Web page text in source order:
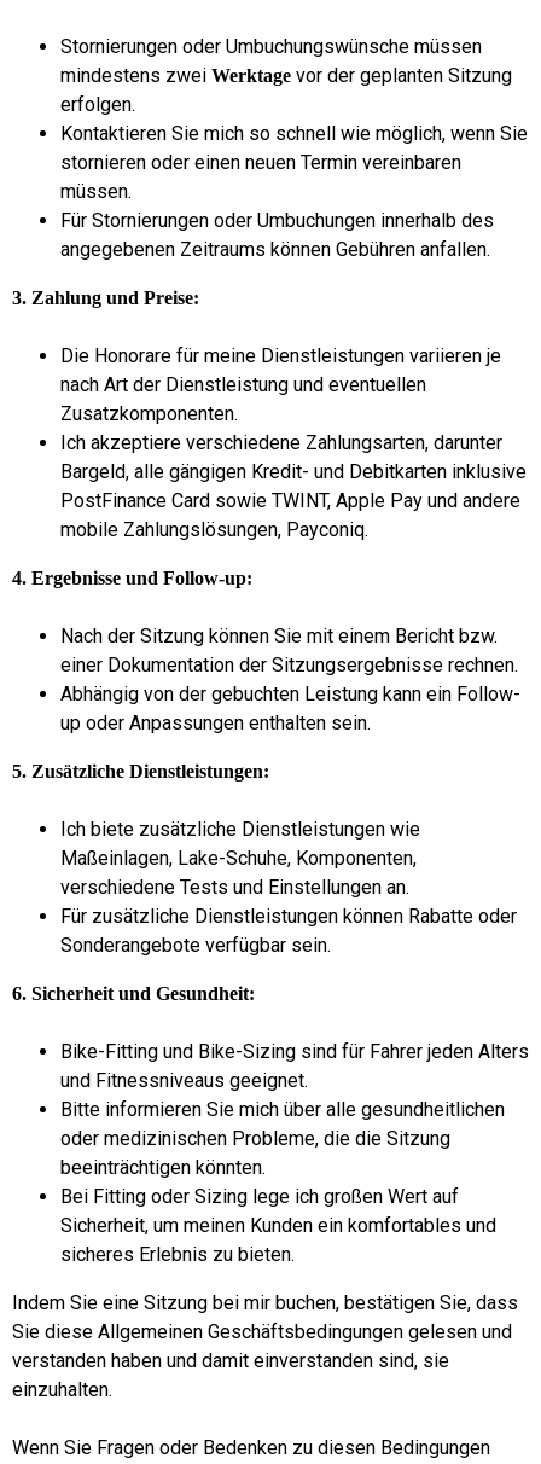
Stornierungen oder Umbuchungswünsche müssen
mindestens zwei Werktage vor der geplanten Sitzung
erfolgen.
Kontaktieren Sie mich so schnell wie möglich, wenn Sie
stornieren oder einen neuen Termin vereinbaren
müssen.
Für Stornierungen oder Umbuchungen innerhalb des
angegebenen Zeitraums können Gebühren anfallen.
3. Zahlung und Preise:
Die Honorare für meine Dienstleistungen variieren je
nach Art der Dienstleistung und eventuellen
Zusatzkomponenten.
Ich akzeptiere verschiedene Zahlungsarten, darunter
Bargeld, alle gängigen Kredit- und Debitkarten inklusive
PostFinance Card sowie TWINT, Apple Pay und andere
mobile Zahlungslösungen, Payconiq.
4. Ergebnisse und Follow-up:
Nach der Sitzung können Sie mit einem Bericht bzw.
einer Dokumentation der Sitzungsergebnisse rechnen.
Abhängig von der gebuchten Leistung kann ein Follow-
up oder Anpassungen enthalten sein.
5. Zusätzliche Dienstleistungen:
Ich biete zusätzliche Dienstleistungen wie
Maßeinlagen, Lake-Schuhe, Komponenten,
verschiedene Tests und Einstellungen an.
Für zusätzliche Dienstleistungen können Rabatte oder
Sonderangebote verfügbar sein.
6. Sicherheit und Gesundheit:
Bike-Fitting und Bike-Sizing sind für Fahrer jeden Alters
und Fitnessniveaus geeignet.
Bitte informieren Sie mich über alle gesundheitlichen
oder medizinischen Probleme, die die Sitzung
beeinträchtigen könnten.
Bei Fitting oder Sizing lege ich großen Wert auf
Sicherheit, um meinen Kunden ein komfortables und
sicheres Erlebnis zu bieten.
Indem Sie eine Sitzung bei mir buchen, bestätigen Sie, dass
Sie diese Allgemeinen Geschäftsbedingungen gelesen und
verstanden haben und damit einverstanden sind, sie
einzuhalten.
Wenn Sie Fragen oder Bedenken zu diesen Bedingungen